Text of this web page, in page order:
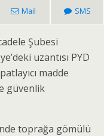
Mail SMS
Şubesi
uzantısı PYD
madde
güvenlik
toprağa gömülü